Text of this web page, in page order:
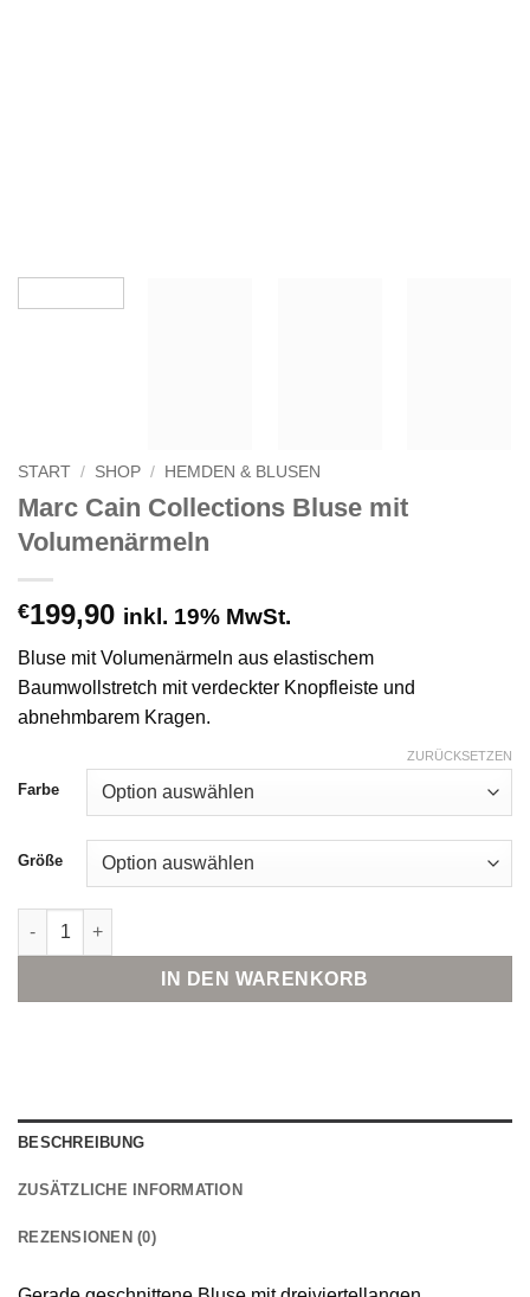
START / SHOP / HEMDEN & BLUSEN
Marc Cain Collections Bluse mit
Volumenärmeln
€199,90 inkl. 19% MwSt.
Bluse mit Volumenärmeln aus elastischem
Baumwollstretch mit verdeckter Knopfleiste und
abnehmbarem Kragen.
Farbe
Größe
ZURÜCKSETZEN
Marc Cain Collections Bluse mit Volumenärmeln Menge
IN DEN WARENKORB
BESCHREIBUNG
ZUSÄTZLICHE INFORMATION
REZENSIONEN (0)